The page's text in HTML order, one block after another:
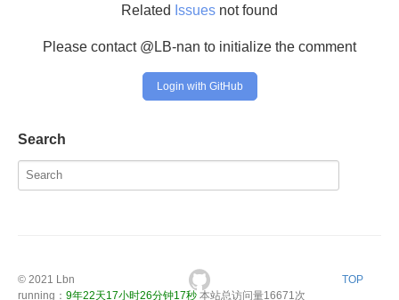
Related Issues not found
Please contact @LB-nan to initialize the comment
Login with GitHub
Search
© 2021 Lbn
TOP
running： 9年22天17小时26分钟17秒 本站总访问量16671 次